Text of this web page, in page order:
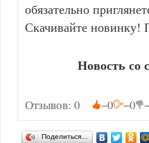
обязательно
Скачивайте новинку!
Новость со
Отзывов: 0 −0 −0
Поделиться…